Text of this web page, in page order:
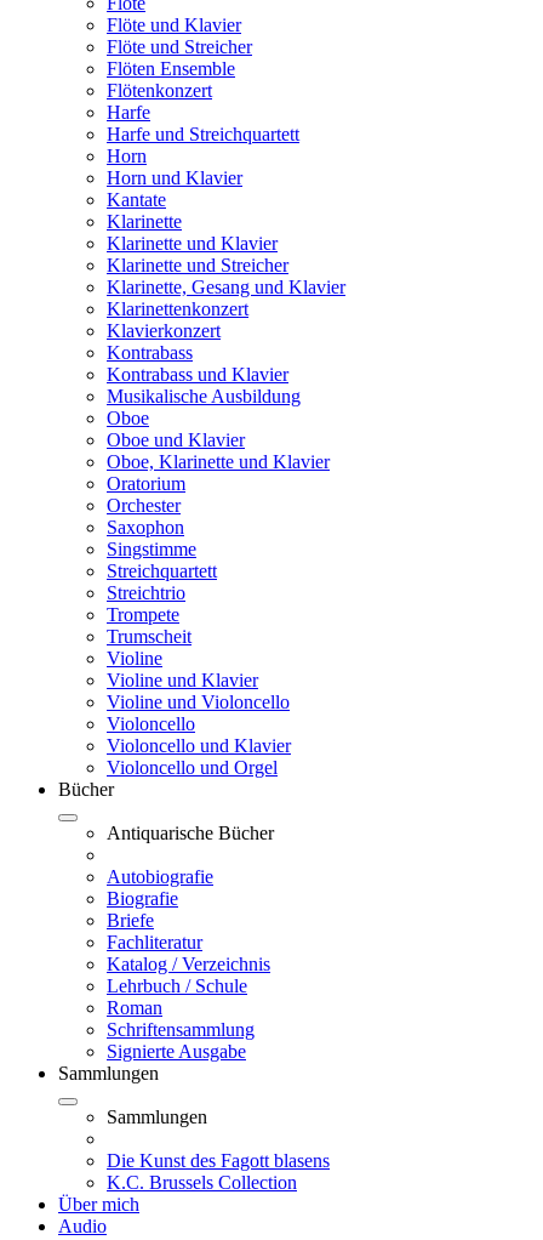
Flöte und Klavier
Flöte und Streicher
Flöten Ensemble
Flötenkonzert
Harfe
Harfe und Streichquartett
Horn
Horn und Klavier
Kantate
Klarinette
Klarinette und Klavier
Klarinette und Streicher
Klarinette, Gesang und Klavier
Klarinettenkonzert
Klavierkonzert
Kontrabass
Kontrabass und Klavier
Musikalische Ausbildung
Oboe
Oboe und Klavier
Oboe, Klarinette und Klavier
Oratorium
Orchester
Saxophon
Singstimme
Streichquartett
Streichtrio
Trompete
Trumscheit
Violine
Violine und Klavier
Violine und Violoncello
Violoncello
Violoncello und Klavier
Violoncello und Orgel
Bücher
Antiquarische Bücher
Autobiografie
Biografie
Briefe
Fachliteratur
Katalog / Verzeichnis
Lehrbuch / Schule
Roman
Schriftensammlung
Signierte Ausgabe
Sammlungen
Sammlungen
Die Kunst des Fagott blasens
K.C. Brussels Collection
Über mich
Audio